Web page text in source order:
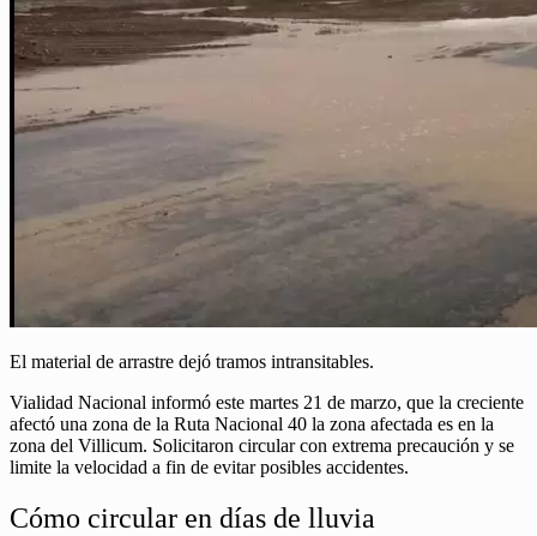
El material de arrastre dejó tramos intransitables.
Vialidad Nacional informó este martes 21 de marzo, que la creciente
afectó una zona de la Ruta Nacional 40 la zona afectada es en la
zona del Villicum. Solicitaron circular con extrema precaución y se
limite la velocidad a fin de evitar posibles accidentes.
Cómo circular en días de lluvia